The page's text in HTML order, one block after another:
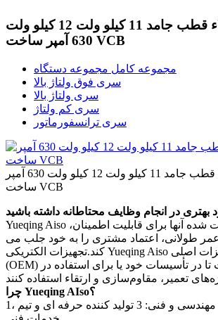
مدار شکن خلاء قطب جامد 11 کیلو ولت 12 کیلو ولت
630 آمپر ساخت VCB
مجموعه کامل مجموعه دستگاه
سری فوق ولتاژ بالا
سری ولتاژ بالا
سری کم ولتاژ
سری ترانسفورماتور
مدار شکن خلاء قطب جامد 11 کیلو ولت 12 کیلو ولت 630 آمپر
ساخت VCB
بهتری در انجام وظایف محتاطانه داشته باشید
Yueqing Aiso به لطف شهرت ثابت شده آنها برای قابلیت اطمینان،
طولانی، اعتماد مشتری را به خود جلب می
کند.تجهیزات الکتریکی Yueqing Aiso برای سازندگان تجهیزات اصلی
(OEM) در دسترس است تا در تأسیسات خود یا برای استفاده در
چرا Yueqing AIso؟
1، پشتیبانی کامل مهندسی و فنی: 3 تولید کننده حرفه ای و تیم